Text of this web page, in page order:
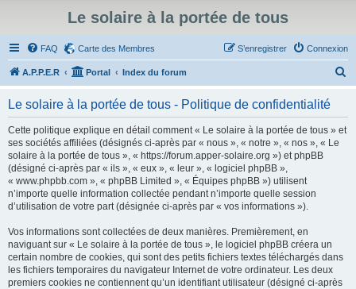
Le solaire à la portée de tous
FAQ Carte des Membres Connexion
S’enregistrer
A.P.P.E.R Portal Index du forum
Le solaire à la portée de tous - Politique de confidentialité
Cette politique explique en détail comment « Le solaire à la portée de tous » et
ses sociétés affiliées (désignés ci-après par « nous », « notre », « nos », « Le
solaire à la portée de tous », « https://forum.apper-solaire.org ») et phpBB
(désigné ci-après par « ils », « eux », « leur », « logiciel phpBB »,
« www.phpbb.com », « phpBB Limited », « Équipes phpBB ») utilisent
n’importe quelle information collectée pendant n’importe quelle session
d’utilisation de votre part (désignée ci-après par « vos informations »).
Vos informations sont collectées de deux manières. Premièrement, en
naviguant sur « Le solaire à la portée de tous », le logiciel phpBB créera un
certain nombre de cookies, qui sont des petits fichiers textes téléchargés dans
les fichiers temporaires du navigateur Internet de votre ordinateur. Les deux
premiers cookies ne contiennent qu’un identifiant utilisateur (désigné ci-après